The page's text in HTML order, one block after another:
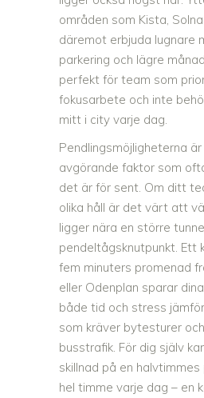
områden som Kista,
däremot erbjuda lugnare
parkering och lägre
perfekt för team som
fokusarbete och inte
mitt i city varje dag.
Pendlingsmöjligheterna är
avgörande faktor som
det är för sent. Om ditt
olika håll är det värt att
ligger nära en större
pendeltågsknutpunkt. Ett
fem minuters promenad
eller Odenplan sparar
både tid och stress
som kräver bytesturer
busstrafik. För dig själv
skillnad på en halvtimmes
hel timme varje dag – en